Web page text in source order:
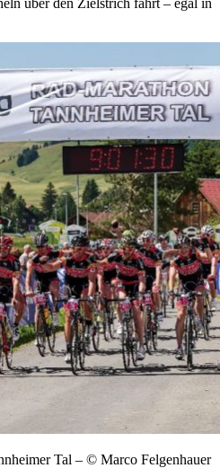
Tal – © Marco Felgenhauer